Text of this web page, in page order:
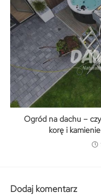
Ogród na dachu –
korę i
Dodaj komentarz